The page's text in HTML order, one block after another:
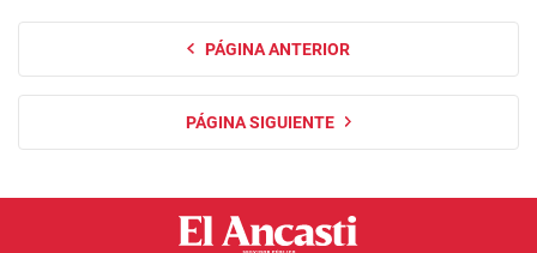
PÁGINA ANTERIOR
PÁGINA SIGUIENTE